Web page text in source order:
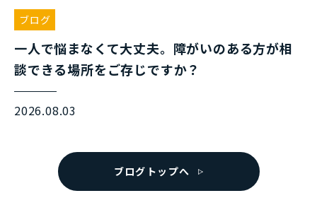
ブログ
一人で悩まなくて大丈夫。障がいのある方が相
談できる場所をご存じですか？
2026.08.03
ブログトップへ